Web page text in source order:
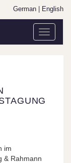
German English
Toggle
im
& Rahmann